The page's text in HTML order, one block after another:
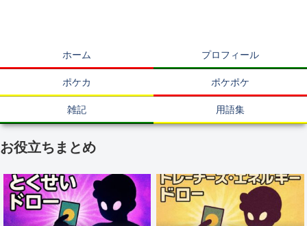
ホーム プロフィール
ポケカ ポケポケ
雑記 用語集
お役立ちまとめ